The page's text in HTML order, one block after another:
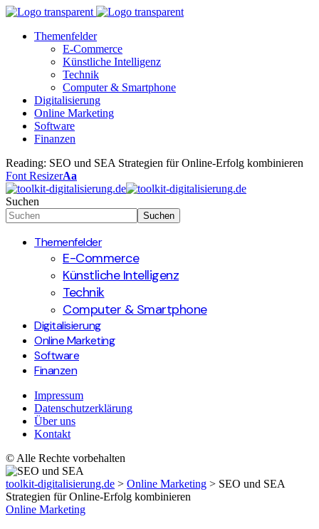
Themenfelder
E-Commerce
Künstliche Intelligenz
Technik
Computer & Smartphone
Digitalisierung
Online Marketing
Software
Finanzen
Reading: SEO und SEA Strategien für Online-Erfolg kombinieren
Font ResizerAa
Suchen
Themenfelder
E-Commerce
Künstliche Intelligenz
Technik
Computer & Smartphone
Digitalisierung
Online Marketing
Software
Finanzen
Impressum
Datenschutzerklärung
Über uns
Kontakt
© Alle Rechte vorbehalten
toolkit-digitalisierung.de > Online Marketing > SEO und SEA
Strategien für Online-Erfolg kombinieren
Online Marketing